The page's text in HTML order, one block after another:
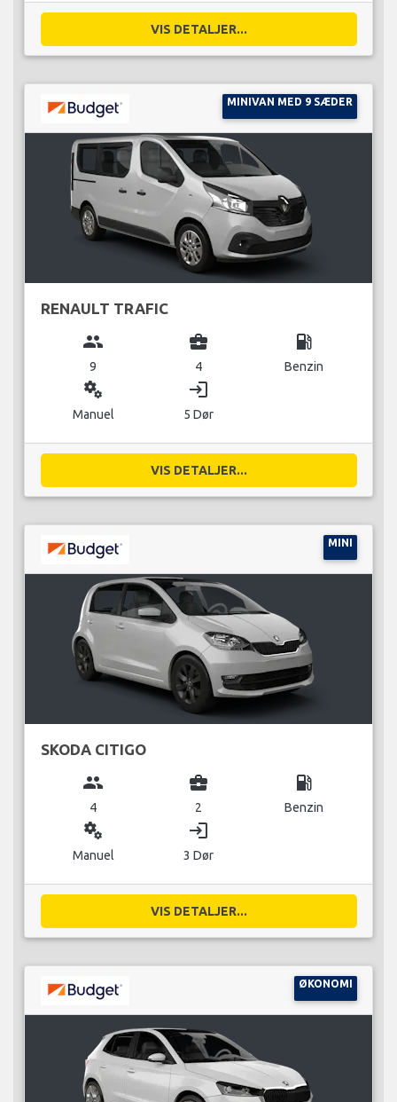
VIS DETALJER...
MINIVAN MED 9 SÆDER
RENAULT TRAFIC
group
9
business_center
4
local_gas_station
Benzin
miscellaneous_services
Manuel
login
5 Dør
VIS DETALJER...
MINI
SKODA CITIGO
group
4
business_center
2
local_gas_station
Benzin
miscellaneous_services
Manuel
login
3 Dør
VIS DETALJER...
ØKONOMI